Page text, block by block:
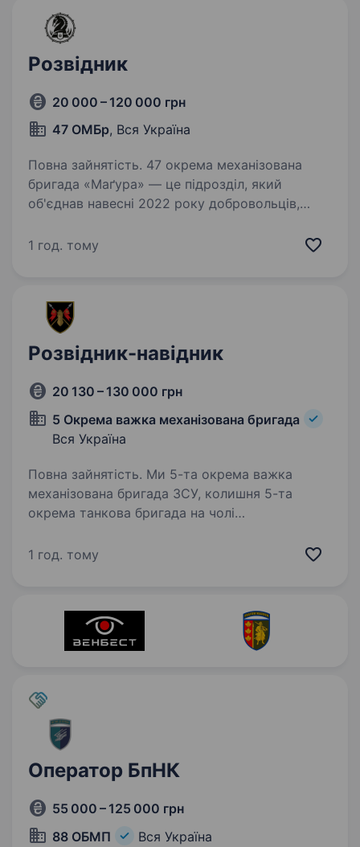
Розвідник
20 000 – 120 000 грн
47 ОМБр, Вся Україна
Повна зайнятість. 47 окрема механізована
бригада «Маґура» — це підрозділ, який
об'єднав навесні 2022 року добровольців,
прийшов на нашу землю. З того часу
1 год. тому
Розвідник-навідник
20 130 – 130 000 грн
5 Окрема важка механізована бригада
Вся Україна
Повна зайнятість. Ми 5-та окрема важка
механізована бригада ЗСУ, колишня 5-та
окрема танкова бригада на чолі
в битві за Бахмут, коли його підрозділ
1 год. тому
Оператор БпНК
55 000 – 125 000 грн
88 ОБМП
Вся Україна